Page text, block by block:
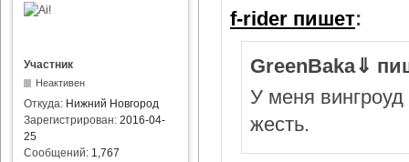
Участник
Неактивен
Откуда: Нижний Новгород
Зарегистрирован: 2016-04-
25
Сообщений: 1,767
f-rider пишет:
GreenBaka⇓
У меня вингроуд
жесть.